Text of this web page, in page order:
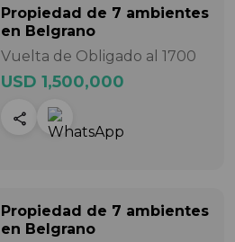
Propiedad de 7 ambientes
en Belgrano
Vuelta de Obligado al 1700
USD 1,500,000
Propiedad de 7 ambientes
en Belgrano